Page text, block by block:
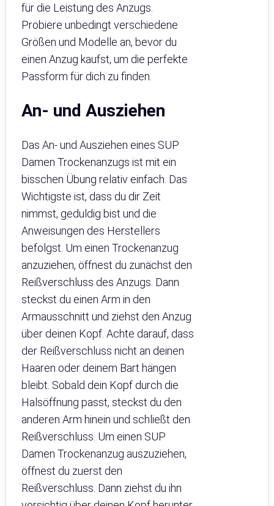
für die Leistung des Anzugs.
Probiere unbedingt verschiedene
Größen und Modelle an, bevor du
einen Anzug kaufst, um die perfekte
Passform für dich zu finden.
An- und Ausziehen
Das An- und Ausziehen eines SUP
Damen Trockenanzugs ist mit ein
bisschen Übung relativ einfach. Das
Wichtigste ist, dass du dir Zeit
nimmst, geduldig bist und die
Anweisungen des Herstellers
befolgst. Um einen Trockenanzug
anzuziehen, öffnest du zunächst den
Reißverschluss des Anzugs. Dann
steckst du einen Arm in den
Armausschnitt und ziehst den Anzug
über deinen Kopf. Achte darauf, dass
der Reißverschluss nicht an deinen
Haaren oder deinem Bart hängen
bleibt. Sobald dein Kopf durch die
Halsöffnung passt, steckst du den
anderen Arm hinein und schließt den
Reißverschluss. Um einen SUP
Damen Trockenanzug auszuziehen,
öffnest du zuerst den
Reißverschluss. Dann ziehst du ihn